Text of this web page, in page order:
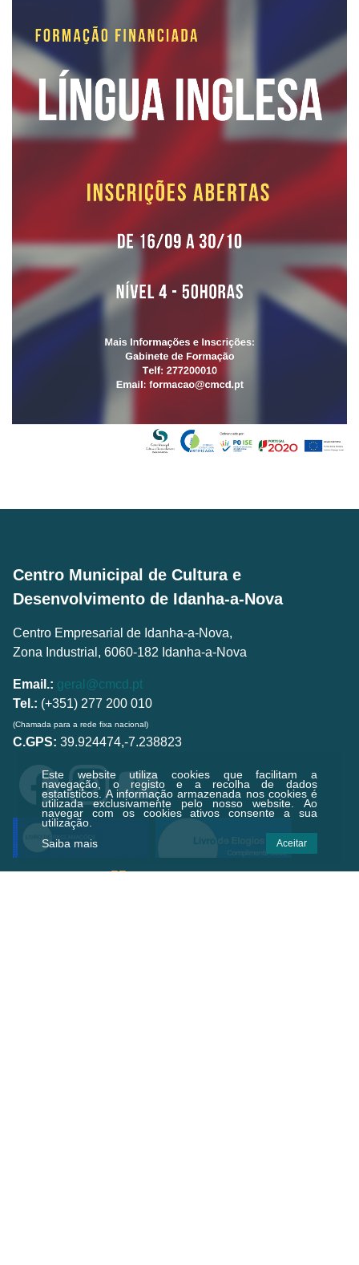
Este website utiliza cookies que facilitam a
navegação, o registo e a recolha de dados
estatísticos.A informação armazenada nos cookies é
utilizada exclusivamente pelo nosso website. Ao
navegar com os cookies ativos consente a sua
utilização.
Saiba mais
Aceitar
Centro Municipal de Cultura e
Desenvolvimento de Idanha-a-Nova
Centro Empresarial de Idanha-a-Nova,
Zona Industrial, 6060-182 Idanha-a-Nova
Email.: geral@cmcd.pt
Tel.: (+351) 277 200 010
(Chamada para a rede fixa nacional)
C.GPS: 39.924474,-7.238823